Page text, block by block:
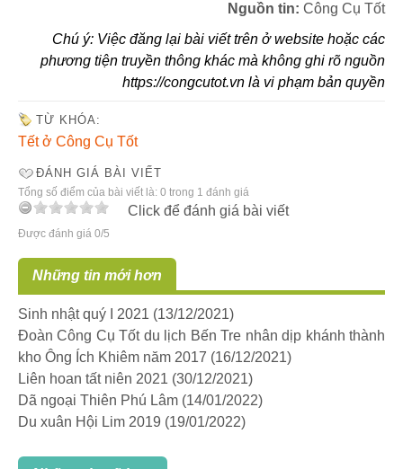
Nguồn tin: Công Cụ Tốt
Chú ý: Việc đăng lại bài viết trên ở website hoặc các
phương tiện truyền thông khác mà không ghi rõ nguồn
https://congcutot.vn là vi phạm bản quyền
TỪ KHÓA:
Tết ở Công Cụ Tốt
ĐÁNH GIÁ BÀI VIẾT
Tổng số điểm của bài viết là: 0 trong 1 đánh giá
Click để đánh giá bài viết
Được đánh giá 0/5
Những tin mới hơn
Sinh nhật quý I 2021 (13/12/2021)
Đoàn Công Cụ Tốt du lịch Bến Tre nhân dịp khánh thành
kho Ông Ích Khiêm năm 2017 (16/12/2021)
Liên hoan tất niên 2021 (30/12/2021)
Dã ngoại Thiên Phú Lâm (14/01/2022)
Du xuân Hội Lim 2019 (19/01/2022)